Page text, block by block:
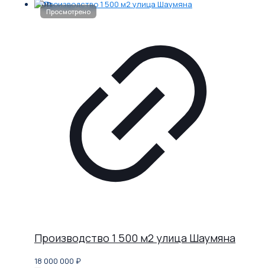
Производство 1 500 м2 улица Шаумяна
18 000 000 ₽